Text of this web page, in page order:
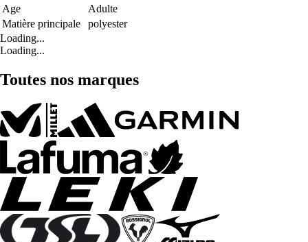
Age
Adulte
Matière principale
polyester
Loading...
Loading...
Toutes nos marques